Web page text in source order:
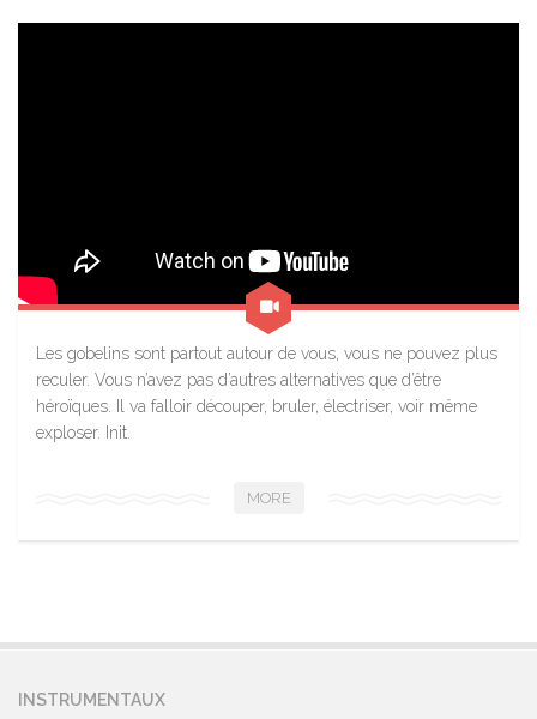
Les gobelins sont partout autour de vous, vous ne pouvez plus
reculer. Vous n’avez pas d’autres alternatives que d’être
héroïques. Il va falloir découper, bruler, électriser, voir même
exploser. Init.
MORE
INSTRUMENTAUX